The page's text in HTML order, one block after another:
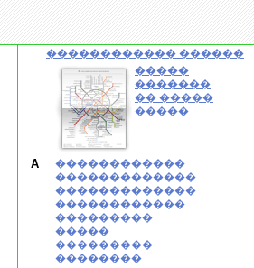
������������ ������
�����
�������
�� �����
�����
A
������������
�������������
�������������
������������
���������
�����
���������
��������